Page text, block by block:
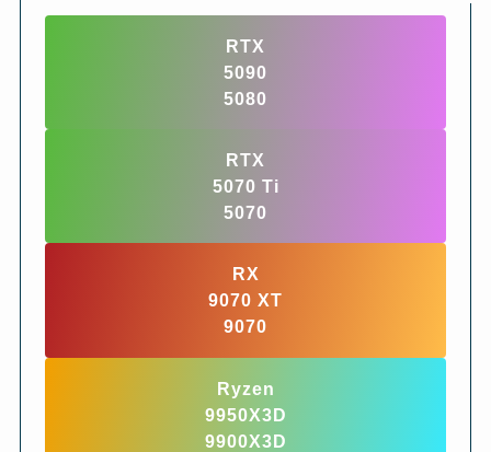
RTX
5090
5080
RTX
5070 Ti
5070
RX
9070 XT
9070
Ryzen
9950X3D
9900X3D